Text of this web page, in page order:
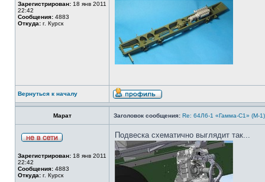
Зарегистрирован: 18 янв 2011
22:42
Сообщения: 4883
Откуда: г. Курск
Вернуться к началу
Марат Заголовок сообщения: Re: 64Л6-1 «Гамма-С1» (М-
Зарегистрирован: 18 янв 2011
22:42
Сообщения: 4883
Откуда: г. Курск
Подвеска схематично выглядит так...